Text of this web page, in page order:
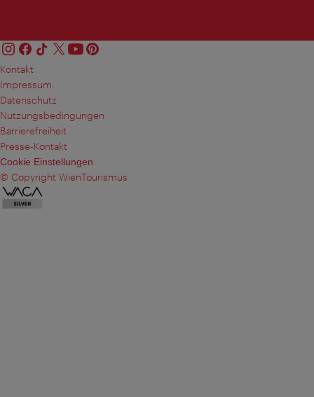
Kontakt
Impressum
Datenschutz
Nutzungsbedingungen
Barrierefreiheit
Presse-Kontakt
Cookie Einstellungen
© Copyright WienTourismus